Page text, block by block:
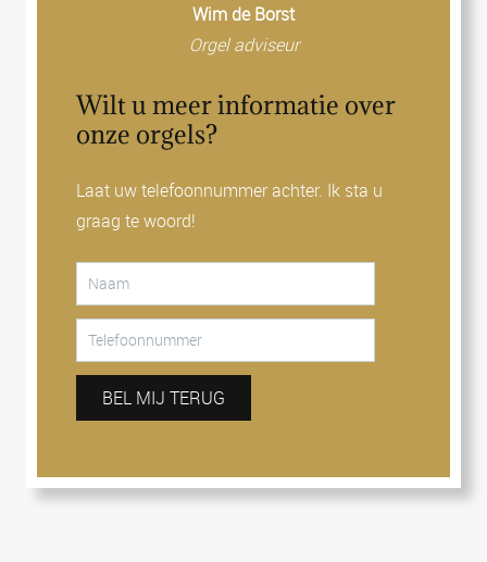
Wim de Borst
Orgel adviseur
Wilt u meer informatie over
onze orgels?
Laat uw telefoonnummer achter. Ik sta u
graag te woord!
BEL MIJ TERUG